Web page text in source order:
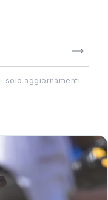
solo aggiornamenti